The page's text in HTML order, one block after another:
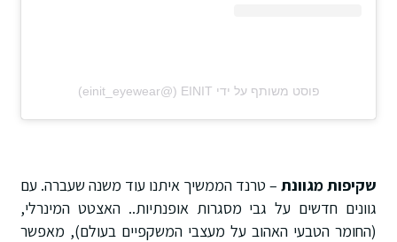
פוסט משותף על ידי ‏‎EINIT‎‏ (@‏‎einit_eyewear‎‏)
שקיפות מגוונת – טרנד הממשיך איתנו עוד משנה שעברה. עם
גוונים חדשים על גבי מסגרות אופנתיות.. האצטט המינרלי,
(החומר הטבעי האהוב על מעצבי המשקפיים בעולם), מאפשר